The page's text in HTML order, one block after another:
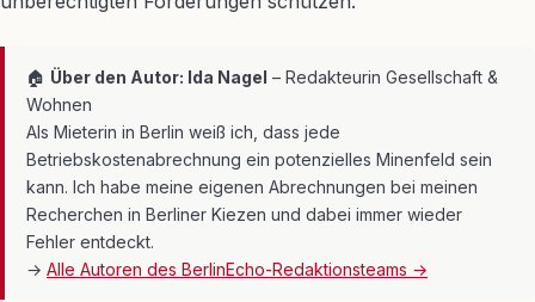
🏠 Über den Autor: Ida Nagel – Redakteurin Gesellschaft &
Wohnen
Als Mieterin in Berlin weiß ich, dass jede
Betriebskostenabrechnung ein potenzielles Minenfeld sein
kann. Ich habe meine eigenen Abrechnungen bei meinen
Recherchen in Berliner Kiezen und dabei immer wieder
Fehler entdeckt.
→ Alle Autoren des BerlinEcho-Redaktionsteams →